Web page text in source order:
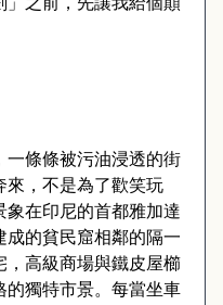
一條條被污油浸透的街
來 ， 不是為了歡笑玩
象在印尼的首都雅加達
成的貧民窟相鄰的隔一
， 高級商場與鐵皮屋櫛
的獨特市景。 每當坐車